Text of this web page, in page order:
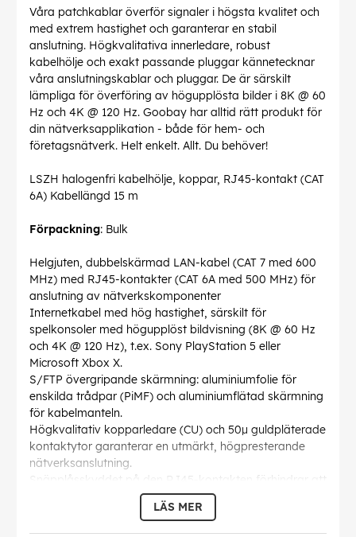
Våra patchkablar överför signaler i högsta kvalitet och
med extrem hastighet och garanterar en stabil
anslutning. Högkvalitativa innerledare, robust
kabelhölje och exakt passande pluggar kännetecknar
våra anslutningskablar och pluggar. De är särskilt
lämpliga för överföring av högupplösta bilder i 8K @ 60
Hz och 4K @ 120 Hz. Goobay har alltid rätt produkt för
din nätverksapplikation - både för hem- och
företagsnätverk. Helt enkelt. Allt. Du behöver!
LSZH halogenfri kabelhölje, koppar, RJ45-kontakt (CAT
6A) Kabellängd 15 m
Förpackning: Bulk
Helgjuten, dubbelskärmad LAN-kabel (CAT 7 med 600
MHz) med RJ45-kontakter (CAT 6A med 500 MHz) för
anslutning av nätverkskomponenter
Internetkabel med hög hastighet, särskilt för
spelkonsoler med högupplöst bildvisning (8K @ 60 Hz
och 4K @ 120 Hz), t.ex. Sony PlayStation 5 eller
Microsoft Xbox X.
S/FTP övergripande skärmning: aluminiumfolie för
enskilda trådpar (PiMF) och aluminiumflätad skärmning
för kabelmanteln.
Högkvalitativ kopparledare (CU) och 50µ guldpläterade
kontaktytor garanterar en utmärkt, högpresterande
nätverksanslutning.
Snäpplåsskyddet på den RJ45-kontakten förhindrar att
snäpplåset fastnar eller bryts av, vilket garanterar en
tillförlitlig internetanslutning.
Böjskydd och stabilt mantel skyddar Ethernet-kabeln
LÄS MER